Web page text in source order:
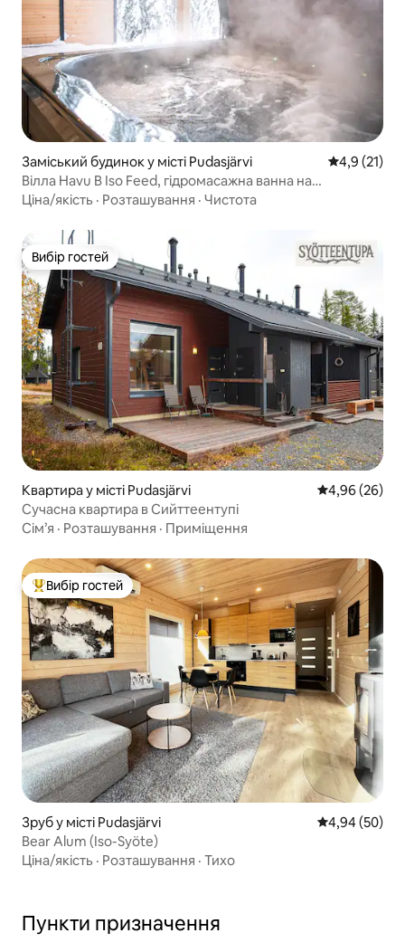
Заміський будинок у місті Pudasjärvi Середня
4,9 (21)
Вілла Havu B Iso Feed, гідромасажна ванна на
відкритому повітрі
Ціна/якість · Розташування · Чистота
Вибір гостей
Вибір гостей
Квартира у місті Pudasjärvi Середня
4,96 (26)
Сучасна квартира в Сийттеентупі
Сім’я · Розташування · Приміщення
Топ вибір гостей
Вибір гостей
Зруб у місті Pudasjärvi Середня
4,94 (50)
Bear Alum (Iso-Syöte)
Ціна/якість · Розташування · Тихо
Пункти призначення